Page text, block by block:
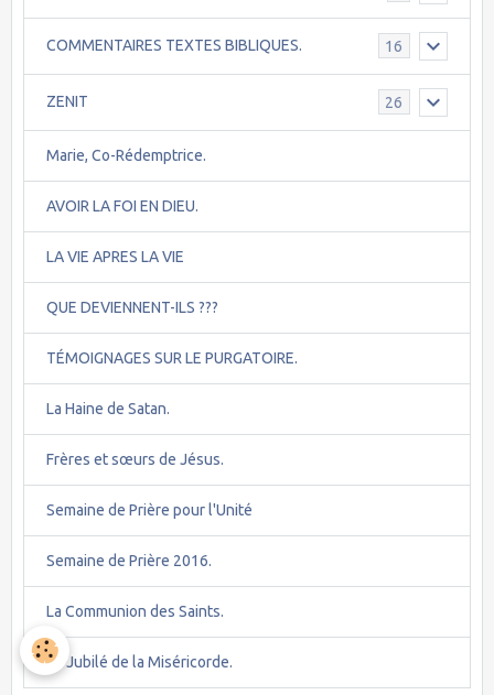
COMMENTAIRES TEXTES BIBLIQUES. 16
ZENIT 26
Marie, Co-Rédemptrice.
AVOIR LA FOI EN DIEU.
LA VIE APRES LA VIE
QUE DEVIENNENT-ILS ???
TÉMOIGNAGES SUR LE PURGATOIRE.
La Haine de Satan.
Frères et sœurs de Jésus.
Semaine de Prière pour l'Unité
Semaine de Prière 2016.
La Communion des Saints.
Le Jubilé de la Miséricorde.